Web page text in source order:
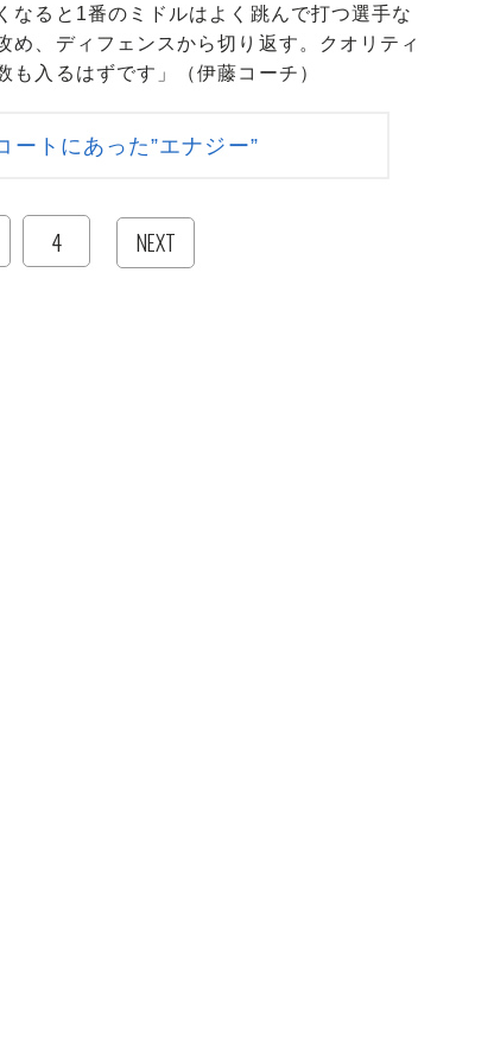
なると1番のミドルはよく跳んで打つ選手な
、ディフェンスから切り返す。クオリティ
入るはずです」（伊藤コーチ）
トにあった”エナジー”
4 NEXT